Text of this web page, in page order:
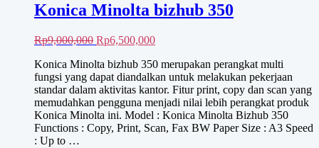
Konica Minolta bizhub 350
Rp9,000,000 Harga
adalah:
Rp9,000,000.
Rp6,500,000Harga
ini
adalah:
Rp6,500,000.
Konica Minolta bizhub 350 merupakan perangkat multi
fungsi yang dapat diandalkan untuk melakukan pekerjaan
standar dalam aktivitas kantor. Fitur print, copy dan scan yang
memudahkan pengguna menjadi nilai lebih perangkat produk
Konica Minolta ini. Model : Konica Minolta Bizhub 350
Functions : Copy, Print, Scan, Fax BW Paper Size : A3 Speed
: Up to …